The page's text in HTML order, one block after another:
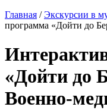
Главная /Экскурсии в
программа «Дойти до
«Дойти до
Военно-